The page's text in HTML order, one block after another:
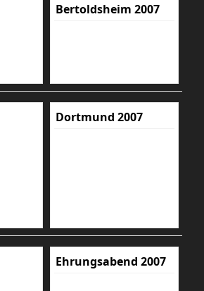
Bertoldsheim 2007
Dortmund 2007
Ehrungsabend 2007